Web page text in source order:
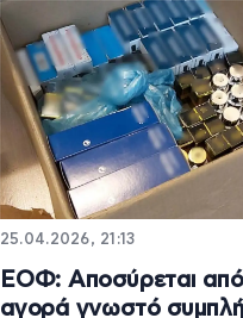
25.04.2026, 21:13
ΕΟΦ: Αποσύρεται
αγορά γνωστό